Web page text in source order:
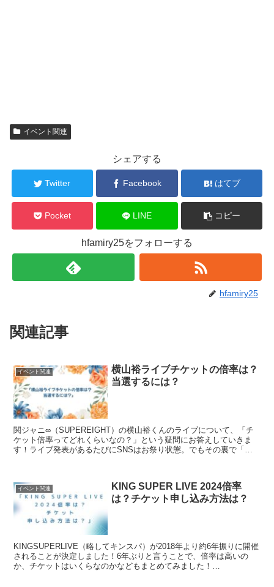
イベント関連
シェアする
Twitter Facebook はてブ
Pocket LINE コピー
hfamiry25をフォローする
hfamiry25
関連記事
イベント関連
横山裕ライブチケットの倍率は？
当選するには？
関ジャニ∞（SUPEREIGHT）の横山裕くんのライブについて、「チ
ケット倍率ってどれくらいなの？」という疑問にお答えしていきま
す！ライブ発表があるたびにSNSはお祭り状態。でもその裏で「落
イベント関連
KING SUPER LIVE 2024倍率
は？チケット申し込み方法は？
KINGSUPERLIVE（略してキンスパ）が2018年より約6年振りに開催
されることが決定しました！6年ぶりと言うことで、倍率は高いの
か、チケットはいくらなのかなどもまとめてみました！